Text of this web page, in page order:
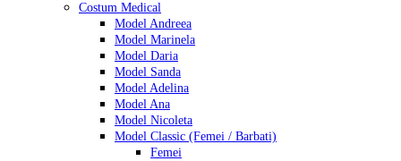
Costum Medical
Model Andreea
Model Marinela
Model Daria
Model Sanda
Model Adelina
Model Ana
Model Nicoleta
Model Classic (Femei / Barbati)
Femei